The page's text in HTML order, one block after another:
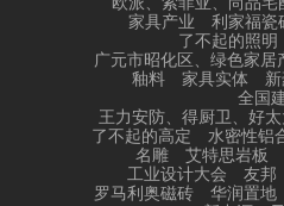
家具产业
利家福瓷
了不起的照明
广元市昭化区、绿色家居
釉料
家具实体
全国
王力安防、得厨卫、好
了不起的高定
水密性铝
名雕
艾特思岩板
工业设计大会
友邦
罗马利奥磁砖
华润置地